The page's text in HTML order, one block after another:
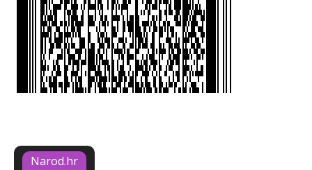
Narod.hr